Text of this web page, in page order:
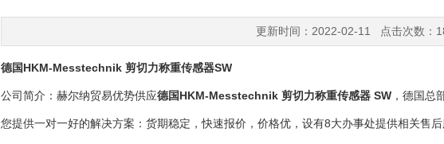
更新时间：2022-02-11 点击次数：
德国 HKM-Messtechnik 剪切力称重传感器SW
公司简介：赫尔纳贸易优势供应德国 HKM-Messtechnik 剪切力称重传感器 SW ，德国总
您提供一对一好的解决方案：货期稳定，快速报价，价格优，设有8大办事处提供相关售